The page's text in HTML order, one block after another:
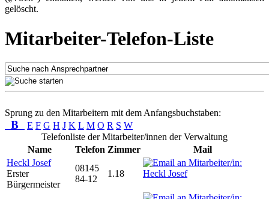
gelöscht.
Mitarbeiter-Telefon-Liste
Sprung zu den Mitarbeitern mit dem Anfangsbuchstaben:
B E F G H J K L M O R S W
Telefonliste der Mitarbeiter/innen der Verwaltung
Name
Telefon Zimmer
Mail
Heckl Josef
Erster
Bürgermeister
08145
84-12
1.18